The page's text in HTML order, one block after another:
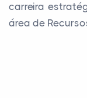
carreira
área de